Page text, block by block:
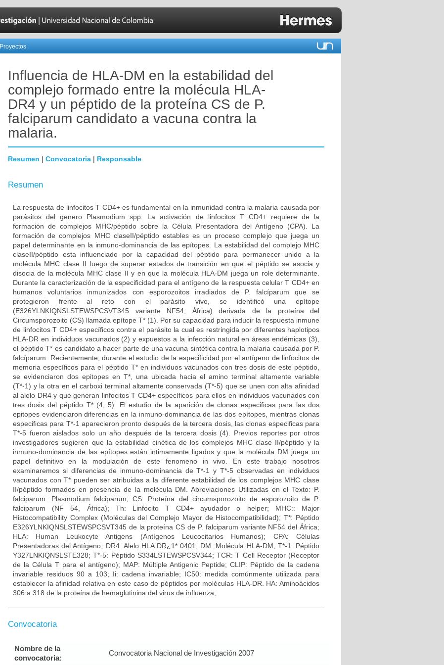
Proyectos
Influencia de HLA-DM en la estabilidad del
complejo formado entre la molécula HLA-
DR4 y un péptido de la proteína CS de P.
falciparum candidato a vacuna contra la
malaria.
Resumen | Convocatoria | Responsable
Resumen
La respuesta de linfocitos T CD4+ es fundamental en la inmunidad contra la malaria causada por
parásitos del genero Plasmodium spp. La activación de linfocitos T CD4+ requiere de la
formación de complejos MHC/péptido sobre la Célula Presentadora del Antígeno (CPA). La
formación de complejos MHC claseII/péptido estables es un proceso complejo que juega un
papel determinante en la inmuno-dominancia de las epítopes. La estabilidad del complejo MHC
claseII/péptido esta influenciado por la capacidad del péptido para permanecer unido a la
molécula MHC clase II luego de superar estados de transición en que el péptido se asocia y
disocia de la molécula MHC clase II y en que la molécula HLA-DM juega un role determinante.
Durante la caracterización de la especificidad para el antígeno de la respuesta celular T CD4+ en
humanos voluntarios inmunizados con esporozoitos irradiados de P. falcíparum que se
protegieron frente al reto con el parásito vivo, se identificó una epítope
(E326YLNKIQNSLSTEWSPCSVT345 variante NF54, África) derivada de la proteína del
Circumsporozoito (CS) llamada epítope T* (1). Por su capacidad para inducir la respuesta inmune
de linfocitos T CD4+ específicos contra el parásito la cual es restringida por diferentes haplotipos
HLA-DR en individuos vacunados (2) y expuestos a la infección natural en áreas endémicas (3),
el péptido T* es candidato a hacer parte de una vacuna sintética contra la malaria causada por P.
falcíparum. Recientemente, durante el estudio de la especificidad por el antígeno de linfocitos de
memoria específicos para el péptido T* en individuos vacunados con tres dosis de este péptido,
se evidenciaron dos epitopes en T*, una ubicada hacia el amino terminal altamente variable
(T*-1) y la otra en el carboxi terminal altamente conservada (T*-5) que se unen con alta afinidad
al alelo DR4 y que generan linfocitos T CD4+ específicos para ellos en individuos vacunados con
tres dosis del péptido T* (4, 5). El estudio de la aparición de clonas especificas para las dos
epitopes evidenciaron diferencias en la inmuno-dominancia de las dos epítopes, mientras clonas
especificas para T*-1 aparecieron pronto después de la tercera dosis, las clonas especificas para
T*-5 fueron aislados solo un año después de la tercera dosis (4). Previos reportes por otros
investigadores sugieren que la estabilidad cinética de los complejos MHC clase II/péptido y la
inmuno-dominancia de las epítopes están intimamente ligados y que la molécula DM juega un
papel definitivo en la modulación de este fenomeno in vivo. En este trabajo nosotros
examinaremos si diferencias de inmuno-dominancia de T*-1 y T*-5 observadas en individuos
vacunados con T* pueden ser atribuidas a la diferente estabilidad de los complejos MHC clase
II/péptido formados en presencia de la molécula DM. Abreviaciones Utilizadas en el Texto: P.
falciparum: Plasmodium falciparum; CS: Proteína del circumsporozoito de esporozoito de P.
falciparum (NF 54, África); Th: Linfocito T CD4+ ayudador o helper; MHC:: Major
Histocompatibility Complex (Moléculas del Complejo Mayor de Histocompatibilidad); T*: Péptido
E326YLNKIQNSLSTEWSPCSVT345 de la proteína CS de P. falciparum variante NF54 del África;
HLA: Human Leukocyte Antigens (Antígenos Leucocitarios Humanos); CPA: Células
Presentadoras del Antígeno; DR4: Alelo HLA DR¿1* 0401; DM: Molécula HLA-DM; T*-1: Péptido
Y327LNKIQNSLSTE328; T*-5: Péptido S334LSTEWSPCSV344; TCR: T Cell Receptor (Receptor
de la Célula T para el antígeno); MAP: Múltiple Antigenic Peptide; CLIP: Péptido de la cadena
invariable residuos 90 a 103; Ii: cadena invariable; IC50: medida comúnmente utilizada para
establecer la afinidad relativa en este caso de péptidos por moléculas HLA-DR. HA: Aminoácidos
306 a 318 de la proteína de hemaglutinina del virus de influenza;
Convocatoria
Nombre de la
convocatoria:
Convocatoria Nacional de Investigación 2007